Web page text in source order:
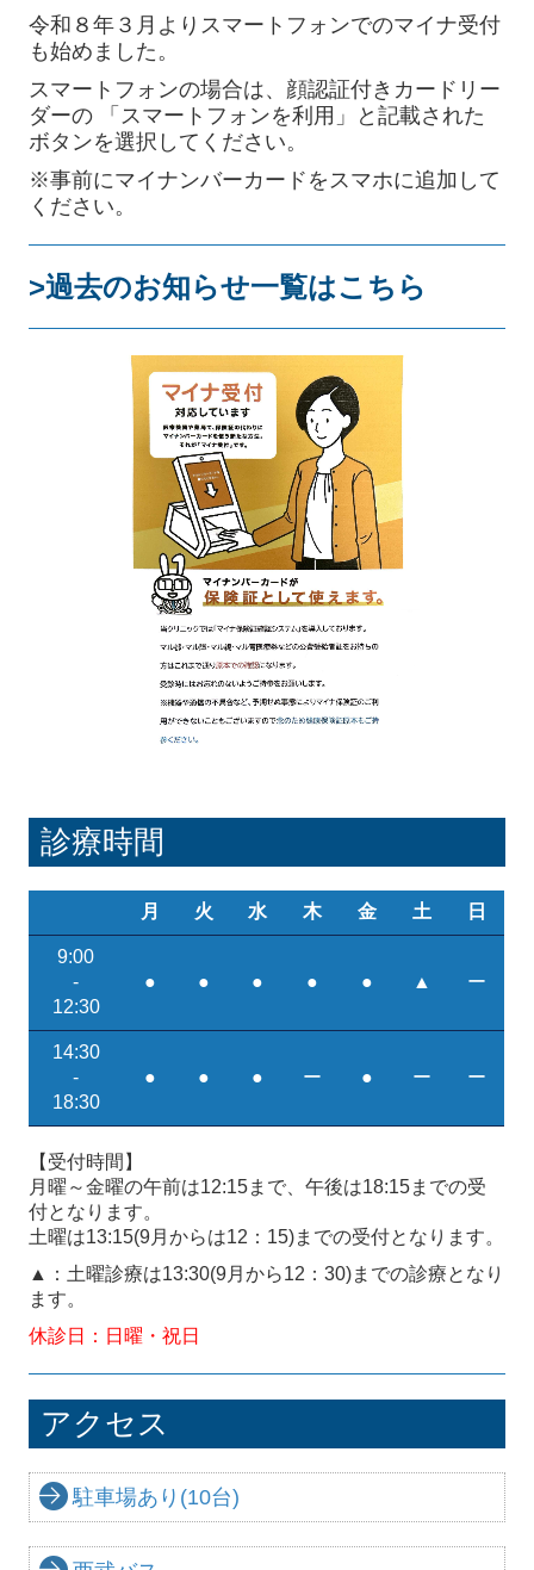
令和８年３月よりスマートフォンでのマイナ受付
も始めました。
スマートフォンの場合は、 顔認証付きカードリー
ダーの 「スマートフォンを利用」と記載された
ボタンを選択してください。
※事前にマイナンバーカードをスマホに追加して
ください。
>過去のお知らせ一覧はこちら
診療時間
月 火 水 木 金 土 日
9:00
-
12:30
● ● ● ● ● ▲ ー
14:30
-
18:30
● ● ● ー ● ー ー
【受付時間】
月曜～金曜の午前は12:15まで、午後は18:15までの受
付となります。
土曜は13:15(9月からは12：15)までの受付となります。
▲：土曜診療は13:30(9月から12：30)までの診療となり
ます。
休診日：日曜・祝日
アクセス
駐車場あり(10台)